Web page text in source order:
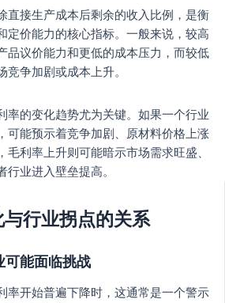
直接生产成本后剩余的收入比例，是衡
定价能力的核心指标。一般来说，较高
品议价能力和更低的成本压力，而较低
争加剧或成本上升。
率的变化趋势尤为关键。如果一个行业
可能预示着竞争加剧、原材料价格上涨
利率上升则可能暗示市场需求旺盛、
业进入壁垒提高。
行业拐点的关系
可能面临挑战
率开始普遍下降时，这通常是一个警示